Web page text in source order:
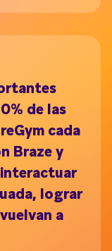
de las
cada
Braze y
lograr
a